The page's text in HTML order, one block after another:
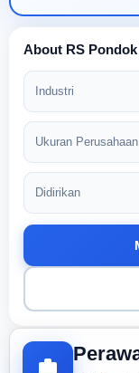
About RS
Industri
Ukuran Perusahaan
Didirikan